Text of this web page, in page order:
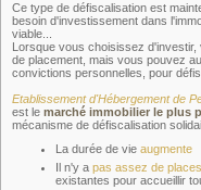
Ce type de défiscalisation est
besoin d'investissement dans
viable...
Lorsque vous choisissez
de placement, mais vous pouvez
convictions personnelles, pour
Etablissement d'Hébergement de
est le marché immobilier le plus
mécanisme de défiscalisation
La durée de vie augmente
Il n'y a pas assez de
existantes pour accueillir